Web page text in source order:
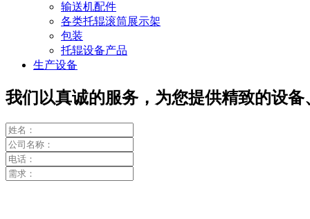
输送机配件
各类托辊滚筒展示架
包装
托辊设备产品
生产设备
我们以真诚的服务，为您提供精致的设